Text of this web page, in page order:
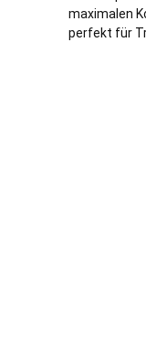
maximalen
perfekt für